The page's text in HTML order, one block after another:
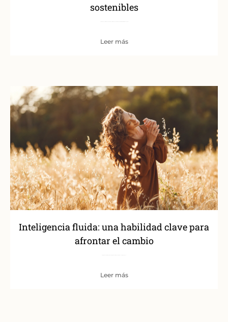
sostenibles
Leer más
Inteligencia fluida: una habilidad clave para
afrontar el cambio
Leer más